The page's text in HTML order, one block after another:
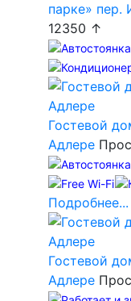
парке» пер.
12350 ↑
Гостевой
Адлере
Подробнее...
Гостевой
Адлере